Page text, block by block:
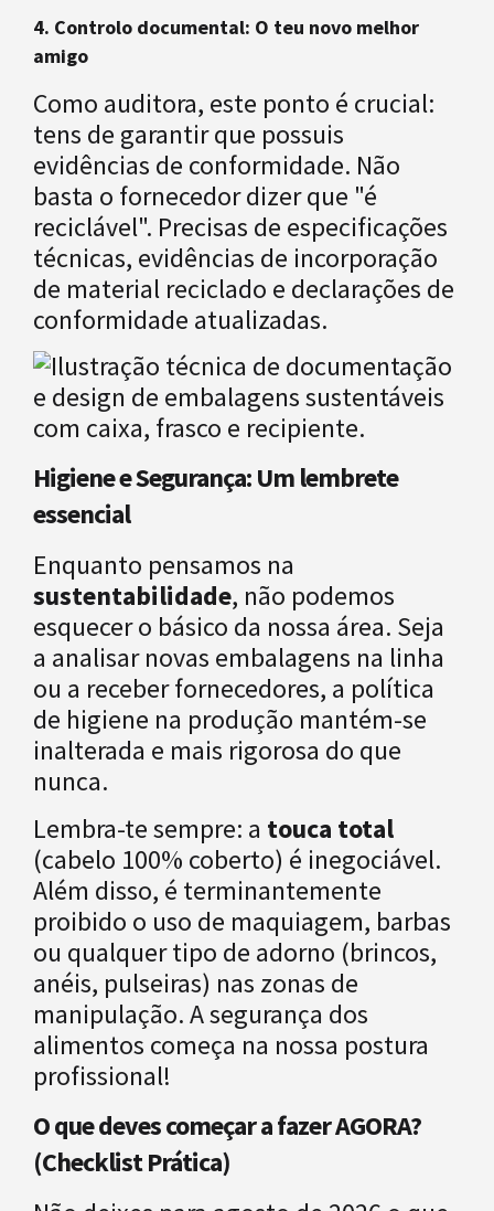
4. Controlo documental: O teu novo melhor
amigo
Como auditora, este ponto é crucial:
tens de garantir que possuis
evidências de conformidade. Não
basta o fornecedor dizer que "é
reciclável". Precisas de especificações
técnicas, evidências de incorporação
de material reciclado e declarações de
conformidade atualizadas.
Higiene e Segurança: Um lembrete
essencial
Enquanto pensamos na
sustentabilidade, não podemos
esquecer o básico da nossa área. Seja
a analisar novas embalagens na linha
ou a receber fornecedores, a política
de higiene na produção mantém-se
inalterada e mais rigorosa do que
nunca.
Lembra-te sempre: a touca total
(cabelo 100% coberto) é inegociável.
Além disso, é terminantemente
proibido o uso de maquiagem, barbas
ou qualquer tipo de adorno (brincos,
anéis, pulseiras) nas zonas de
manipulação. A segurança dos
alimentos começa na nossa postura
profissional!
O que deves começar a fazer AGORA?
(Checklist Prática)